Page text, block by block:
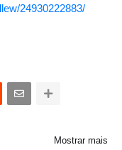
24930222883/
Mostrar mais